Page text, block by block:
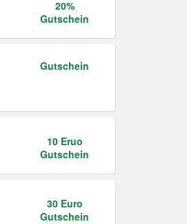
20%
Gutschein
Gutschein
10 Eruo
Gutschein
30 Euro
Gutschein